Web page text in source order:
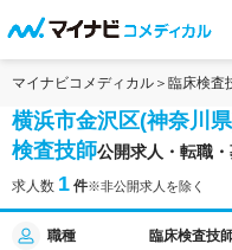
マイナビコメディカル 臨床検査
横浜市金沢区(神奈川
検査技師公開求人・転職
求人数 1 件※非公開求人を除く
職種 臨床検査技